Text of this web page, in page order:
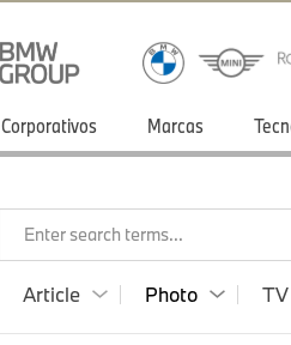
Corporativos Marcas
Enter search terms...
Article Photo